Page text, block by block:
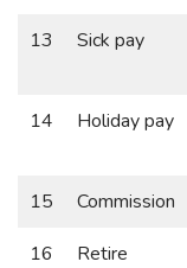
13
Sick pay
14
Holiday pay
15
Commission
16
Retire